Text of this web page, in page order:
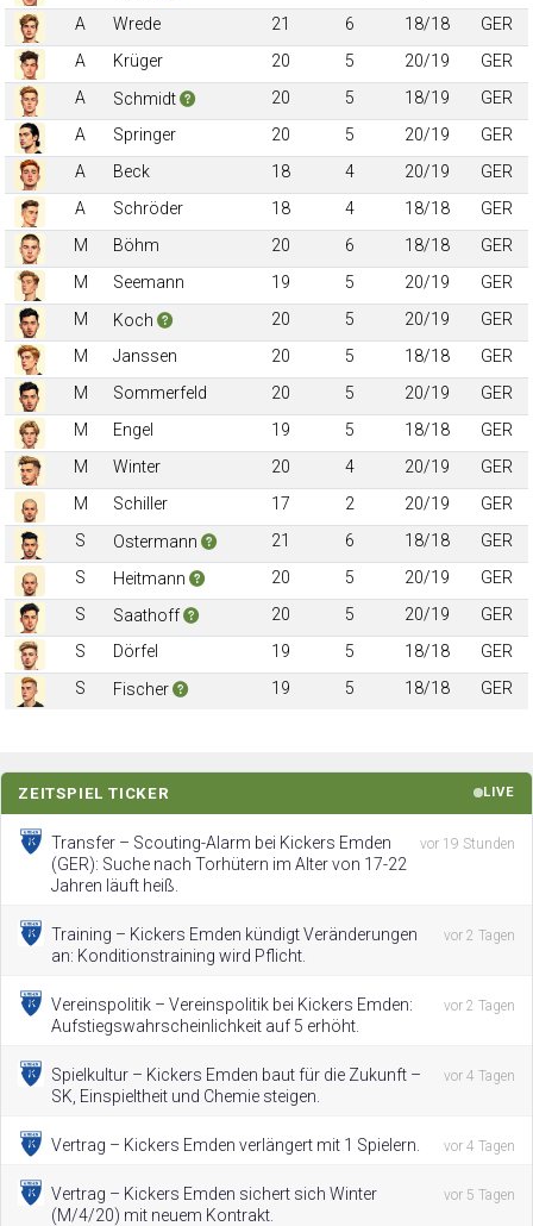
A
Wrede 21 6 18/18
GER
A
Krüger 20 5 20/19
GER
A
Schmidt 20 5 18/19
GER
A
Springer 20 5 20/19
GER
A
Beck 18 4 20/19
GER
A
Schröder 18 4 18/18
GER
M
Böhm 20 6 18/18
GER
M
Seemann 19 5 20/19
GER
M
Koch 20 5 20/19
GER
M
Janssen 20 5 18/18
GER
M
Sommerfeld 20 5 20/19
GER
M
Engel 19 5 18/18
GER
M
Winter 20 4 20/19
GER
M
Schiller 17 2 20/19
GER
S
Ostermann 21 6 18/18
GER
S
Heitmann 20 5 20/19
GER
S
Saathoff 20 5 20/19
GER
S
Dörfel 19 5 18/18
GER
S
Fischer 19 5 18/18 GER
ZEITSPIEL TICKER LIVE
Transfer – Scouting-Alarm bei Kickers Emden
(GER): Suche nach Torhütern im Alter von 17-22
Jahren läuft heiß.
vor 19 Stunden
Training – Kickers Emden kündigt Veränderungen
an: Konditionstraining wird Pflicht.
vor 2 Tagen
Vereinspolitik – Vereinspolitik bei Kickers Emden:
Aufstiegswahrscheinlichkeit auf 5 erhöht.
vor 2 Tagen
Spielkultur – Kickers Emden baut für die Zukunft –
SK, Einspieltheit und Chemie steigen.
vor 4 Tagen
Vertrag – Kickers Emden verlängert mit 1 Spielern. vor 4 Tagen
Vertrag – Kickers Emden sichert sich Winter
(M/4/20) mit neuem Kontrakt.
vor 5 Tagen